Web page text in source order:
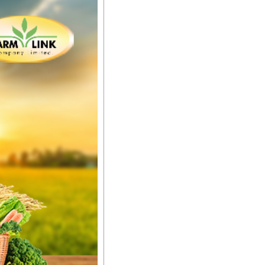
န်စေပါတယ်။
ာင် အားပေးပါ
တယ်။ လုံလောက်တဲ့
ေး၊ အရွယ်အစားနဲ့
င်းစပ်ထားတဲ့အတွက်
အပါအဝင်
င်းရွက်နဲ့ ဥယျာဉ်ခြံသီးနှံ
းမမှားတာသေချာပြီ